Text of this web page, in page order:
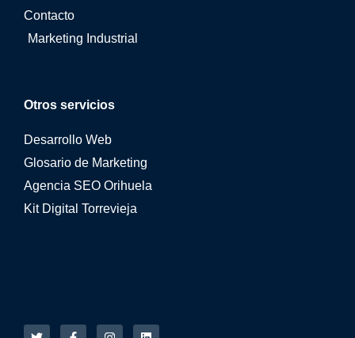
Otros servicios
Desarrollo Web
Glosario de Marketing
Agencia SEO Orihuela
Kit Digital Torrevieja
Contacto
Marketing Industrial